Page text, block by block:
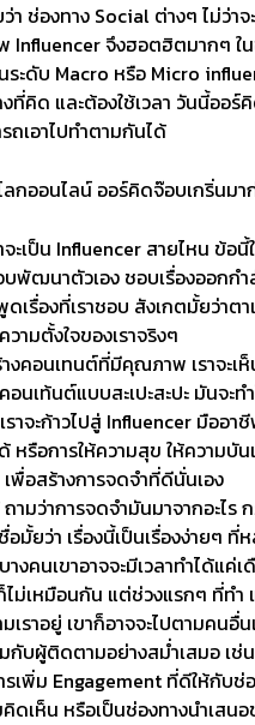
ว่า ช่องทาง Social ต่างๆ ไม่
Influencer จึงฮอตฮิตมากๆ
นระดับ Macro หรือ Micro
งที่คิด และต้องใช้เวลา วันนี้อ
เอาไปทำตามกันได้
กออนไลน์ ออร์คิดจ๊อบเกริ่นมา
จะเป็น Influencer สายไหน ข้อ
บพัฒนาตัวเอง ชอบเรื่องออกกำ
เรื่องที่เราชอบ สังเกตมั้ยว่าต
ามตั้งใจของเราจริงๆ
งคอนเทนต์ที่มีคุณภาพ เราจะ
นเท้นต์แบบสะเปะสะปะ มันจะ
าจะก้าวไปสู่ Influencer มืออา
หรือการให้ความสุข ให้ความบั
พื่อสร้างการจดจำที่ดีนั่นเอง
ถามว่าการจดจำมันมาจากอะไ
มั้ยว่า เรื่องนี้เป็นเรื่องง่ายๆ
างคนเขาอาจจะมีเวลาทำได้
ม่เหมือนกัน แต่ช่วงแรกๆ ที่ทำ แ
เราอยู่ เขาก็อาจจะไปตามคน
กับผู้ติดตามอย่างสม่ำเสมอ เ
เพิ่ม Engagement ที่ดีให้กับช่
ดเห็น หรือเป็นช่องทางนำเสน